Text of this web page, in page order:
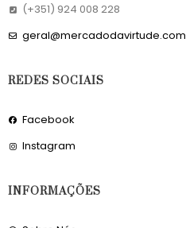
(+351) 924 008 228
geral@mercadodavirtude.com
REDES SOCIAIS
Facebook
Instagram
INFORMAÇÕES